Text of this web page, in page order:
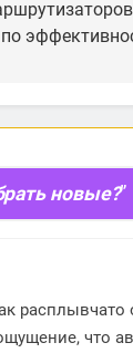
новые?”
расплывчато
что